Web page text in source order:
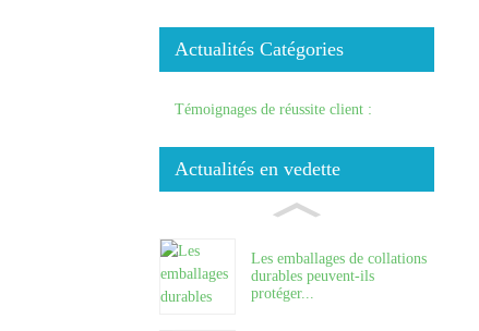
Actualités Catégories
Témoignages de réussite client :
Actualités en vedette
Les emballages de collations
durables peuvent-ils
protéger...